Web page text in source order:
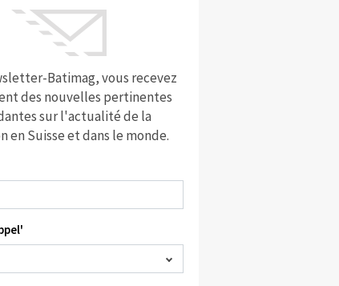
Batimag, vous recevez
des nouvelles pertinentes
sur l'actualité de la
en Suisse et dans le monde.